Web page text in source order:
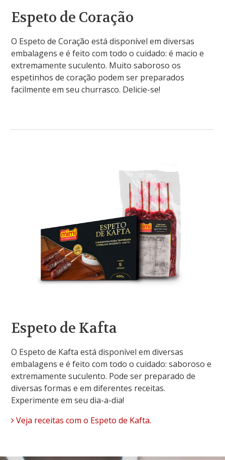
Espeto de Coração
O Espeto de Coração está disponível em diversas
embalagens e é feito com todo o cuidado: é macio e
extremamente suculento. Muito saboroso os
espetinhos de coração podem ser preparados
facilmente em seu churrasco. Delicie-se!
Espeto de Kafta
O Espeto de Kafta está disponível em diversas
embalagens e é feito com todo o cuidado: saboroso e
extremamente suculento. Pode ser preparado de
diversas formas e em diferentes receitas.
Experimente em seu dia-a-dia!
Veja receitas com o Espeto de Kafta.